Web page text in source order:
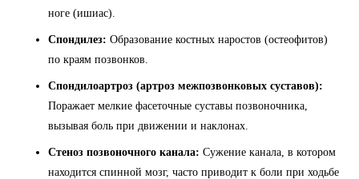
ноге (ишиас).
Спондилез:Образование костных наростов (остеофитов)
по краям позвонков.
Спондилоартроз (артроз межпозвонковых суставов):
Поражает мелкие фасеточные суставы позвоночника,
вызывая боль при движении и наклонах.
Стеноз позвоночного канала:Сужение канала, в котором
находится спинной мозг, часто приводит к боли при ходьбе